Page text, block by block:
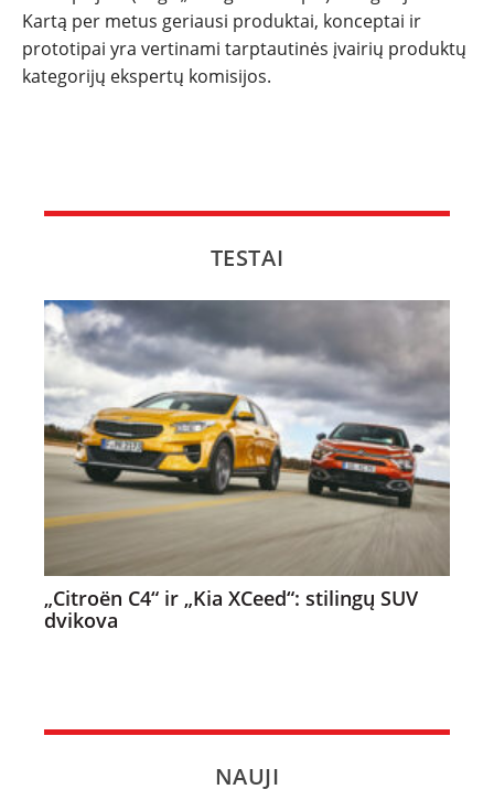
Kartą per metus geriausi produktai, konceptai ir
prototipai yra vertinami tarptautinės įvairių produktų
kategorijų ekspertų komisijos.
TESTAI
„Citroën C4“ ir „Kia XCeed“: stilingų SUV
dvikova
NAUJI